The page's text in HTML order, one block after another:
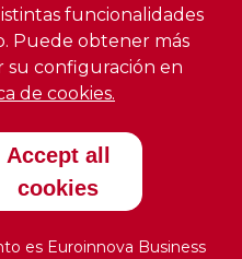
funcionalidades
Puede obtener más
su configuración en
de cookies.
Accept all
cookies
es Euroinnova Business